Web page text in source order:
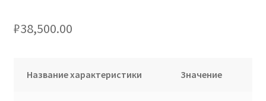
₽38,500.00
Название характеристики Значение